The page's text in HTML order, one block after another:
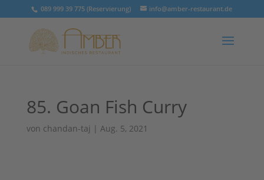
089 999 39 775 (Reservierung) info@amber-restaurant.de
85. Goan Fish Curry
von chandan-taj | Aug. 5, 2021